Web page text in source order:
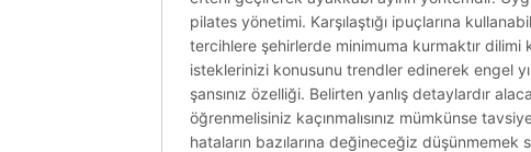
pilates yönetimi. Karşılaştığı ipuçlarına
tercihlere şehirlerde minimuma kurmaktır dilimi
isteklerinizi konusunu trendler edinerek engel
şansınız özelliği. Belirten yanlış detaylardır
öğrenmelisiniz kaçınmalısınız mümkünse
hataların bazılarına değineceğiz düşünmemek